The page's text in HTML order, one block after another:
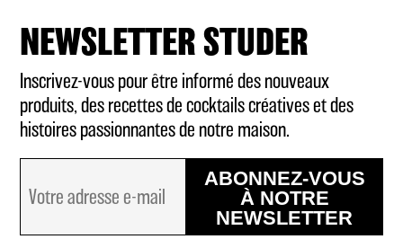
NEWSLETTER STUDER
Inscrivez-vous pour être informé des nouveaux
produits, des recettes de cocktails créatives et des
histoires passionnantes de notre maison.
ABONNEZ-VOUS
À NOTRE
NEWSLETTER